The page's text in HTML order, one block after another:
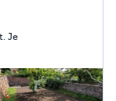
d'espace vert
d'espace
vert via ma